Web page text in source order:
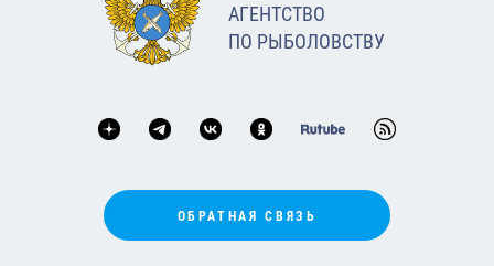
АГЕНТСТВО
ПО РЫБОЛОВСТВУ
ОБРАТНАЯ СВЯЗЬ